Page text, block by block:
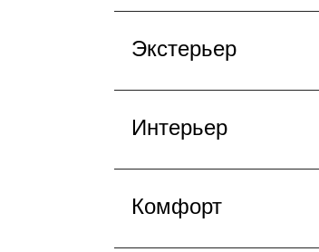
Экстерьер
Интерьер
Комфорт